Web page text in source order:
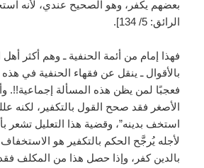
بعضهم يكفر، وهو الصحيح عندي، لأنه
الرائق: 5/ 134].
فهذا إمام من أئمة الحنفية ـ وهم أكثر
بالأقوال ـ ينقل عن فقهاء الحنفية في
فعجبًا لمن يظن هذه المسألة إجماعية!!.
الأصغر فقد صحح القول بالتكفير، لكنه
استخف بدينه”، وقضية هذا التعليل تشعر
لأجله يُرجَّح الحكم بالتكفير هو
بالدين كفر، وإذا حصل هذا من المكلف